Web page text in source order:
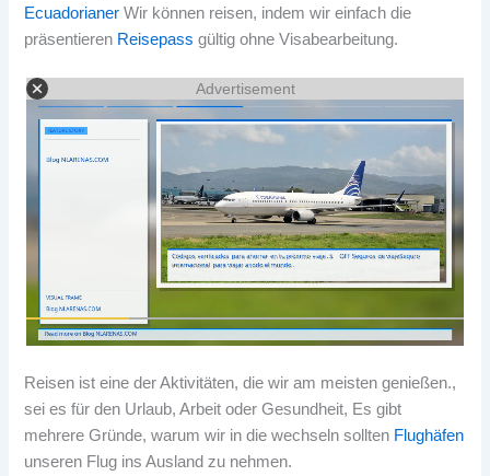
Ecuadorianer Wir können reisen, indem wir einfach die
präsentieren Reisepass gültig ohne Visabearbeitung.
Advertisement
Reisen ist eine der Aktivitäten, die wir am meisten genießen.,
sei es für den Urlaub, Arbeit oder Gesundheit, Es gibt
mehrere Gründe, warum wir in die wechseln sollten Flughäfen
unseren Flug ins Ausland zu nehmen.